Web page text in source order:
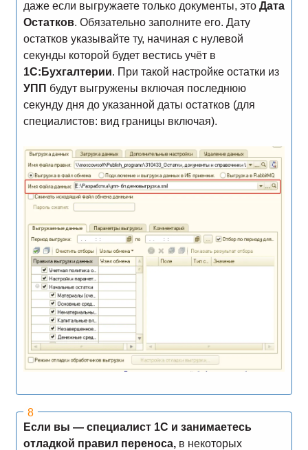
даже если выгружаете только документы, это Дата
Остатков. Обязательно заполните его. Дату
остатков указывайте ту, начиная с нулевой
секунды которой будет вестись учёт в
1С:Бухгалтерии. При такой настройке остатки из
УПП будут выгружены включая последнюю
секунду дня до указанной даты остатков (для
специалистов: вид границы включая).
Если вы — специалист 1С и занимаетесь
отладкой правил переноса,в некоторых